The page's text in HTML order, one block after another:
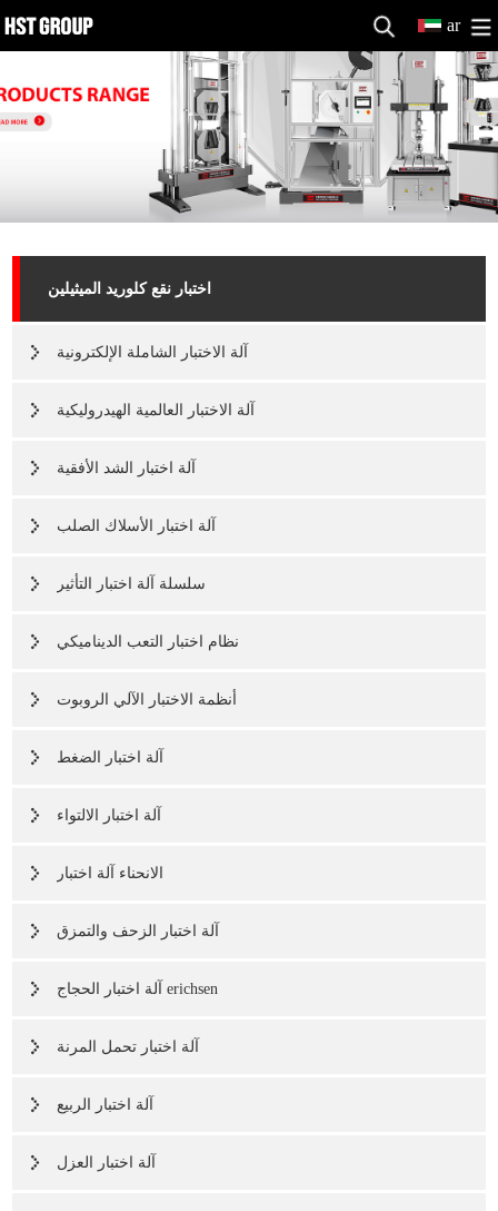
ar
اختبار نقع كلوريد الميثيلين
آلة الاختبار الشاملة الإلكترونية
آلة الاختبار العالمية الهيدروليكية
آلة اختبار الشد الأفقية
آلة اختبار الأسلاك الصلب
سلسلة آلة اختبار التأثير
نظام اختبار التعب الديناميكي
أنظمة الاختبار الآلي الروبوت
آلة اختبار الضغط
آلة اختبار الالتواء
الانحناء آلة اختبار
آلة اختبار الزحف والتمزق
آلة اختبار الحجاج erichsen
آلة اختبار تحمل المرنة
آلة اختبار الربيع
آلة اختبار العزل